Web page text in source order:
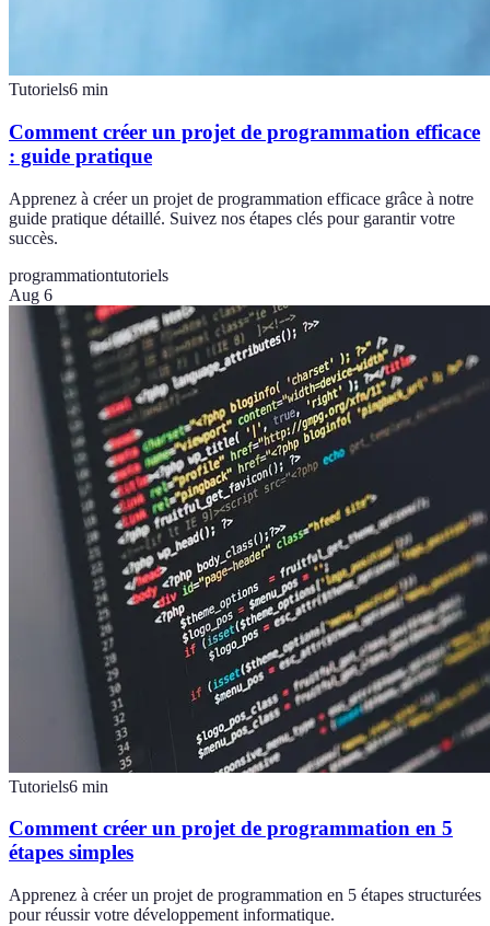
Tutoriels6 min
Comment créer un projet de programmation efficace
: guide pratique
Apprenez à créer un projet de programmation efficace grâce à notre
guide pratique détaillé. Suivez nos étapes clés pour garantir votre
succès.
programmationtutoriels
Aug 6
Tutoriels6 min
Comment créer un projet de programmation en 5
étapes simples
Apprenez à créer un projet de programmation en 5 étapes structurées
pour réussir votre développement informatique.